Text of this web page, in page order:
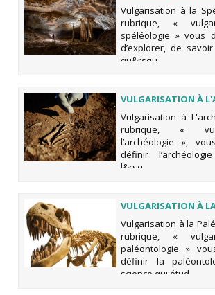
Vulgarisation à la
rubrique, «
spéléologie » vous
d’explorer, de
qu&rsqu
VULGARISATION À
Vulgarisation à
rubrique, «
l’archéologie »,
définir
l&rsq
VULGARISATION À
PALÉONTOLOGIE
Vulgarisation à la
rubrique, «
paléontologie »
définir la
science qui étud